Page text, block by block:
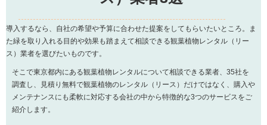
導入するなら、自社の希望や予算に合わせた提案をしてもらいたいところ。ま
た緑を取り入れる目的や効果も踏まえて相談できる観葉植物レンタル（リー
ス）業者を選びたいものです。
そこで東京都内にある観葉植物レンタルについて相談できる業者、35社を
調査し、見積り無料で観葉植物のレンタル（リース）だけではなく、購入や
メンテナンスにも柔軟に対応する会社の中から特徴的な3つのサービスをご
紹介します。